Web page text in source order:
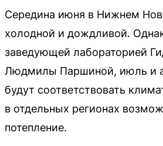
Середина июня в Нижнем
холодной и дождливой.
заведующей лабораторией
Людмилы Паршиной, июль и
будут соответствовать
в отдельных регионах
потепление.